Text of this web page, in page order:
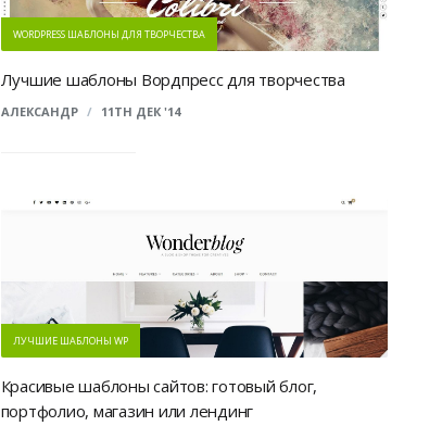
WORDPRESS ШАБЛОНЫ ДЛЯ ТВОРЧЕСТВА
Лучшие шаблоны Вордпресс для творчества
АЛЕКСАНДР / 11TH ДЕК '14
ЛУЧШИЕ ШАБЛОНЫ WP
Красивые шаблоны сайтов: готовый блог,
портфолио, магазин или лендинг